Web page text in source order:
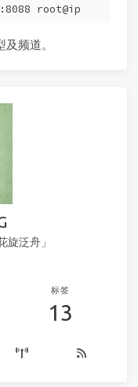
root@ip
频道。
旋泛舟」
标签
13